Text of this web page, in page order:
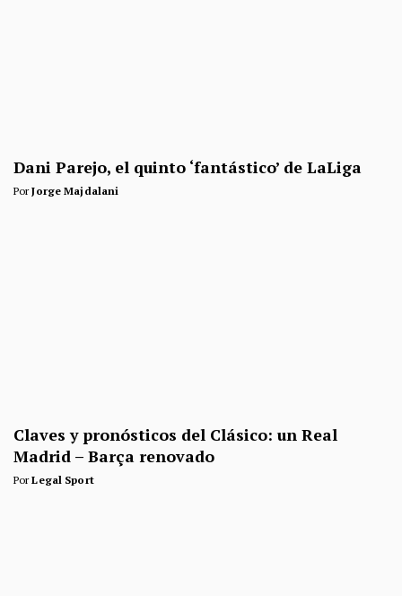
Dani Parejo, el quinto ‘fantástico’ de LaLiga
PorJorge Majdalani
Claves y pronósticos del Clásico: un Real
Madrid – Barça renovado
PorLegal Sport